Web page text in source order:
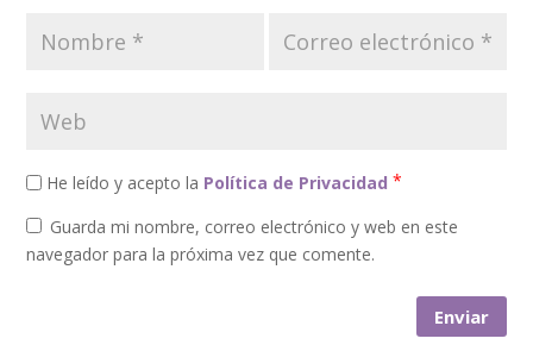
He leído y acepto la Política de Privacidad *
Guarda mi nombre, correo electrónico y web en este
navegador para la próxima vez que comente.